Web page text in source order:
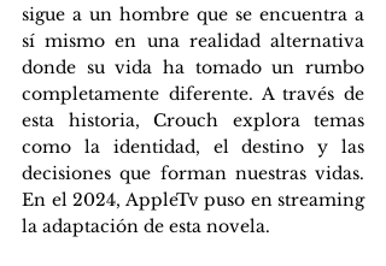
sigue a un hombre que se encuentra a
sí mismo en una realidad alternativa
donde su vida ha tomado un rumbo
completamente diferente. A través de
esta historia, Crouch explora temas
como la identidad, el destino y las
decisiones que forman nuestras vidas.
En el 2024, AppleTv puso en streaming
la adaptación de esta novela.